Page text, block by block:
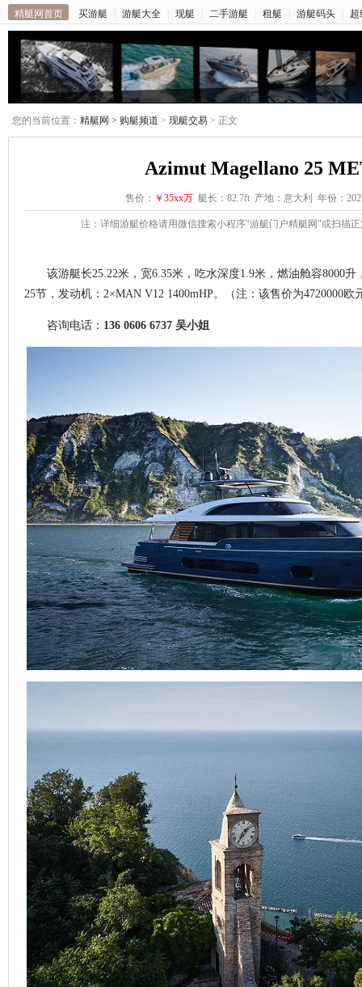
精艇网首页 买游艇 游艇大全 现艇 二手游艇 租艇 游艇码头 超
您的当前位置： 精艇网 > 购艇频道 > 现艇交易 > 正文
Azimut Magellano 25
售价： ￥35xx万艇长：82.7ft 产地：意大利 年份：
注：详细游艇价格请用微信搜索小程序"游艇门户精艇网"或扫描
该游艇长25.22米，宽6.35米，吃水深度1.9米，燃油舱容8000升
25节，发动机：2×MAN V12 1400mHP。（注：该售价为4720000
咨询电话： 136 0606 6737 吴小姐